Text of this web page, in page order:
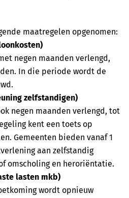
maatregelen opgenomen:
negen maanden verlengd,
In die periode wordt de
zelfstandigen)
negen maanden verlengd, tot
kent een toets op
Gemeenten bieden vanaf 1
aan zelfstandig
omscholing en heroriëntatie.
lasten mkb)
wordt opnieuw